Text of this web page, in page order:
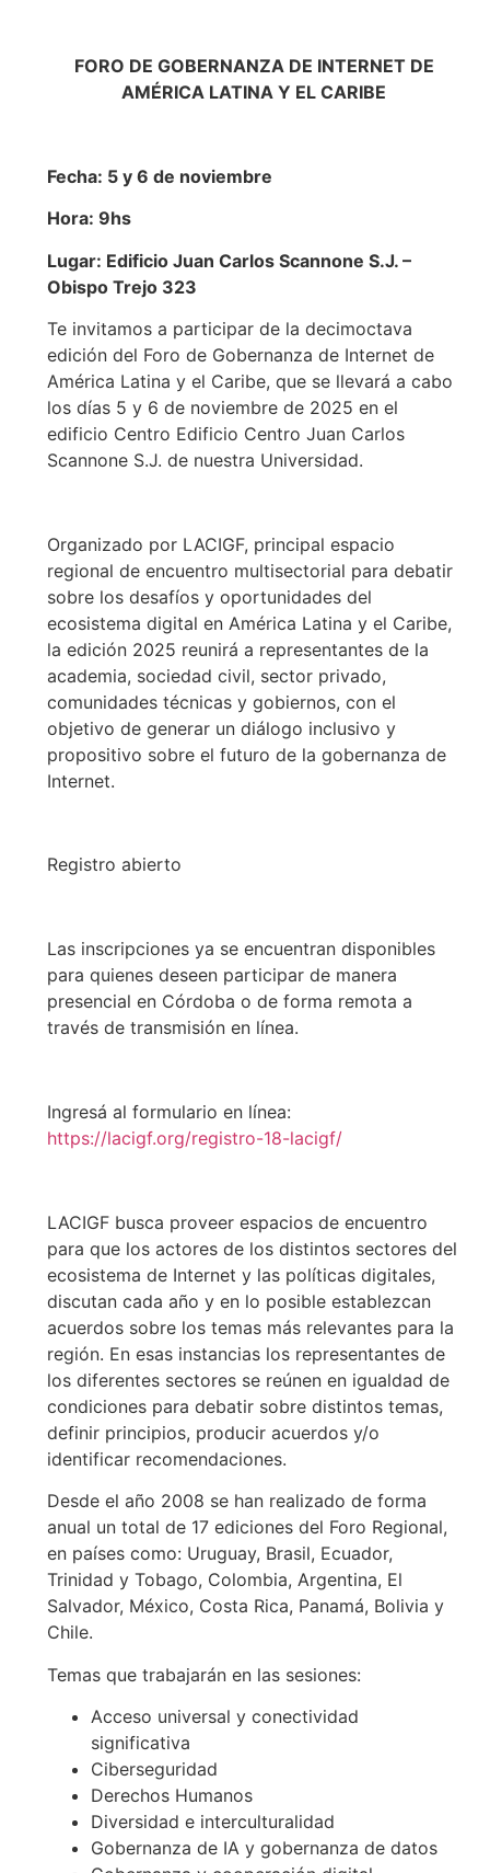
FORO DE GOBERNANZA DE INTERNET DE
AMÉRICA LATINA Y EL CARIBE
Fecha: 5 y 6 de noviembre
Hora: 9hs
Lugar: Edificio Juan Carlos Scannone S.J. –
Obispo Trejo 323
Te invitamos a participar de la decimoctava
edición del Foro de Gobernanza de Internet de
América Latina y el Caribe, que se llevará a cabo
los días 5 y 6 de noviembre de 2025 en el
edificio Centro Edificio Centro Juan Carlos
Scannone S.J. de nuestra Universidad.
Organizado por LACIGF, principal espacio
regional de encuentro multisectorial para debatir
sobre los desafíos y oportunidades del
ecosistema digital en América Latina y el Caribe,
la edición 2025 reunirá a representantes de la
academia, sociedad civil, sector privado,
comunidades técnicas y gobiernos, con el
objetivo de generar un diálogo inclusivo y
propositivo sobre el futuro de la gobernanza de
Internet.
Registro abierto
Las inscripciones ya se encuentran disponibles
para quienes deseen participar de manera
presencial en Córdoba o de forma remota a
través de transmisión en línea.
Ingresá al formulario en línea:
https://lacigf.org/registro-18-lacigf/
LACIGF busca proveer espacios de encuentro
para que los actores de los distintos sectores del
ecosistema de Internet y las políticas digitales,
discutan cada año y en lo posible establezcan
acuerdos sobre los temas más relevantes para la
región. En esas instancias los representantes de
los diferentes sectores se reúnen en igualdad de
condiciones para debatir sobre distintos temas,
definir principios, producir acuerdos y/o
identificar recomendaciones.
Desde el año 2008 se han realizado de forma
anual un total de 17 ediciones del Foro Regional,
en países como: Uruguay, Brasil, Ecuador,
Trinidad y Tobago, Colombia, Argentina, El
Salvador, México, Costa Rica, Panamá, Bolivia y
Chile.
Temas que trabajarán en las sesiones:
Acceso universal y conectividad
significativa
Ciberseguridad
Derechos Humanos
Diversidad e interculturalidad
Gobernanza de IA y gobernanza de datos